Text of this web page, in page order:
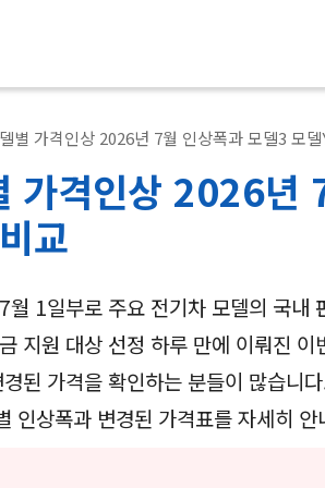
별 가격인상 2026년 7월 인상폭과 모델3 모델
가격인상 2026년
교
1일부로 주요 전기차 모델의 국내
지원 대상 선정 하루 만에 이뤄진
된 가격을 확인하는 분들이 많습니
인상폭과 변경된 가격표를 자세히 안